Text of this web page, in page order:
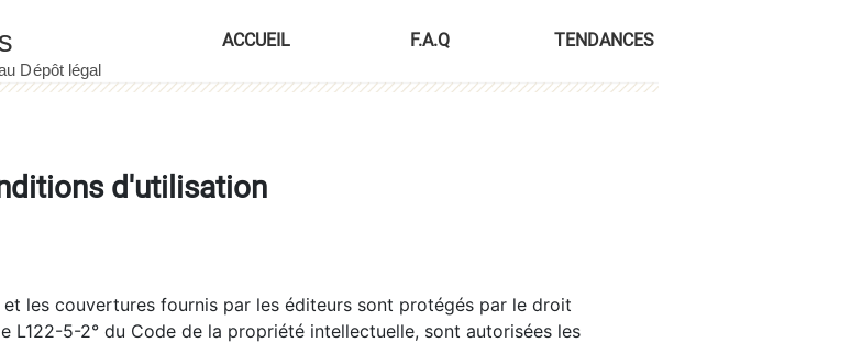
ACCUEIL F.A.Q TENDANCES
d'utilisation
les couvertures fournis par les éditeurs sont protégés par le droit
5-2° du Code de la propriété intellectuelle, sont autorisées les